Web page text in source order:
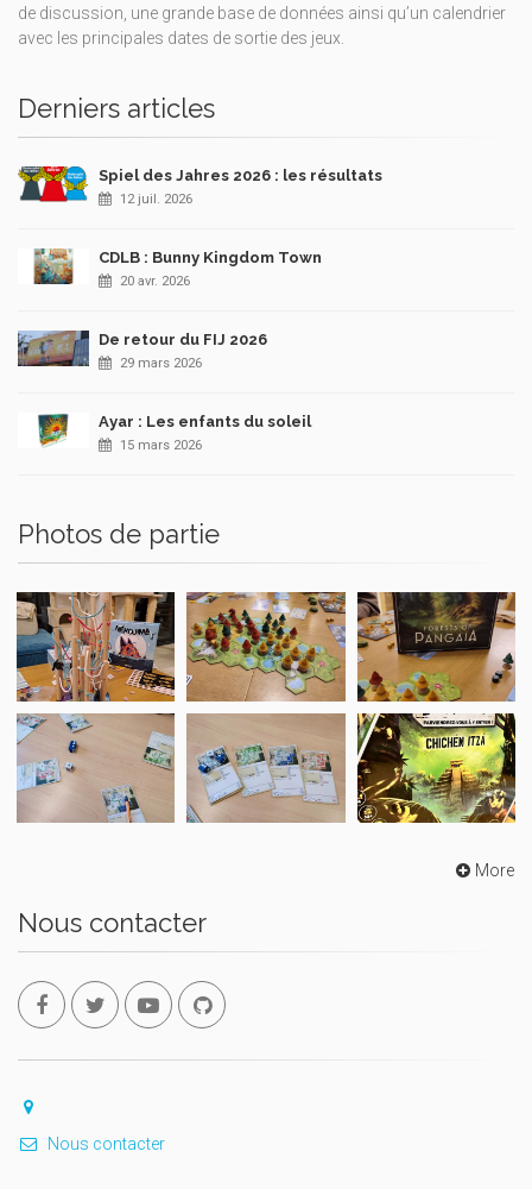
de discussion, une grande base de données ainsi qu’un calendrier
avec les principales dates de sortie des jeux.
Derniers articles
Spiel des Jahres 2026 : les résultats
12 juil. 2026
CDLB : Bunny Kingdom Town
20 avr. 2026
De retour du FIJ 2026
29 mars 2026
Ayar : Les enfants du soleil
15 mars 2026
Photos de partie
More
Nous contacter
Nous contacter